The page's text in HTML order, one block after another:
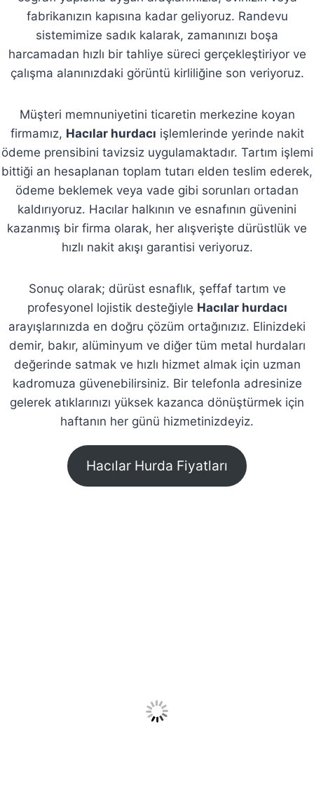
fabrikanızın kapısına kadar geliyoruz. Randevu
sistemimize sadık kalarak, zamanınızı boşa
harcamadan hızlı bir tahliye süreci gerçekleştiriyor ve
çalışma alanınızdaki görüntü kirliliğine son veriyoruz.
Müşteri memnuniyetini ticaretin merkezine koyan
firmamız, Hacılar hurdacı işlemlerinde yerinde nakit
ödeme prensibini tavizsiz uygulamaktadır. Tartım işlemi
bittiği an hesaplanan toplam tutarı elden teslim ederek,
ödeme beklemek veya vade gibi sorunları ortadan
kaldırıyoruz. Hacılar halkının ve esnafının güvenini
kazanmış bir firma olarak, her alışverişte dürüstlük ve
hızlı nakit akışı garantisi veriyoruz.
Sonuç olarak; dürüst esnaflık, şeffaf tartım ve
profesyonel lojistik desteğiyle Hacılar hurdacı
arayışlarınızda en doğru çözüm ortağınızız. Elinizdeki
demir, bakır, alüminyum ve diğer tüm metal hurdaları
değerinde satmak ve hızlı hizmet almak için uzman
kadromuza güvenebilirsiniz. Bir telefonla adresinize
gelerek atıklarınızı yüksek kazanca dönüştürmek için
haftanın her günü hizmetinizdeyiz.
Hacılar Hurda Fiyatları